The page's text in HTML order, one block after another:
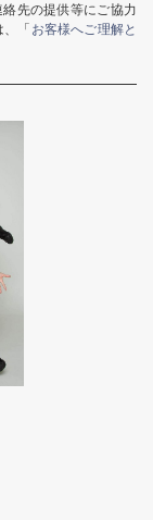
先の提供等にご協力
、「 お客様へご理解と